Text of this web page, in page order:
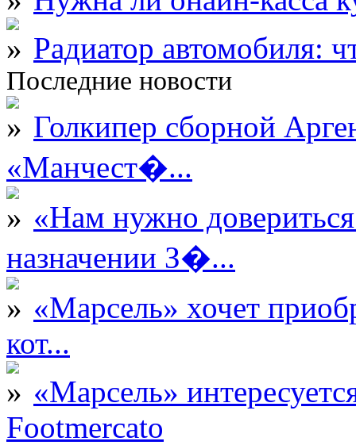
Радиатор автомобиля:
Последние новости
Голкипер сборной
«Манчест�...
«Нам нужно
назначении З�...
«Марсель» хочет
кот...
«Марсель»
Footmercato